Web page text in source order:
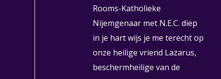
Rooms-Katholieke
Nijemgenaar met N.E.C. diep
in je hart wijs je me terecht op
onze heilige vriend Lazarus,
beschermheilige van de